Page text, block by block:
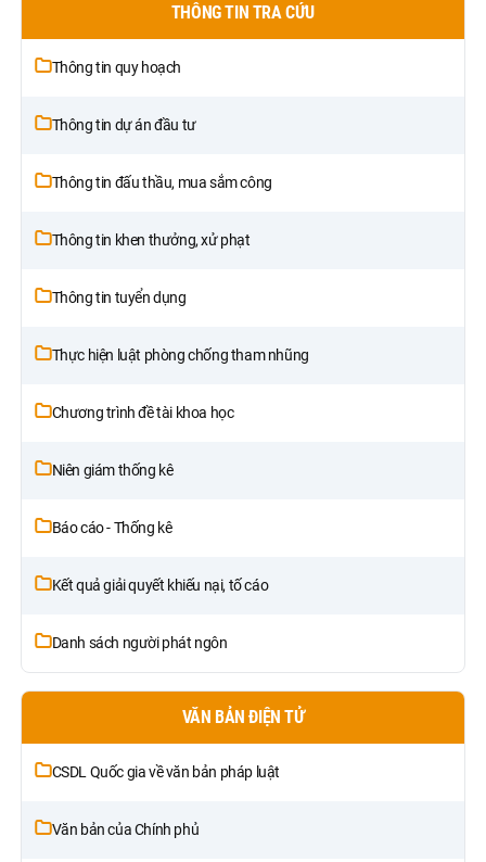
THÔNG TIN TRA CỨU
Thông tin quy hoạch
Thông tin dự án đầu tư
Thông tin đấu thầu, mua sắm công
Thông tin khen thưởng, xử phạt
Thông tin tuyển dụng
Thực hiện luật phòng chống tham nhũng
Chương trình đề tài khoa học
Niên giám thống kê
Báo cáo - Thống kê
Kết quả giải quyết khiếu nại, tố cáo
Danh sách người phát ngôn
VĂN BẢN ĐIỆN TỬ
CSDL Quốc gia về văn bản pháp luật
Văn bản của Chính phủ